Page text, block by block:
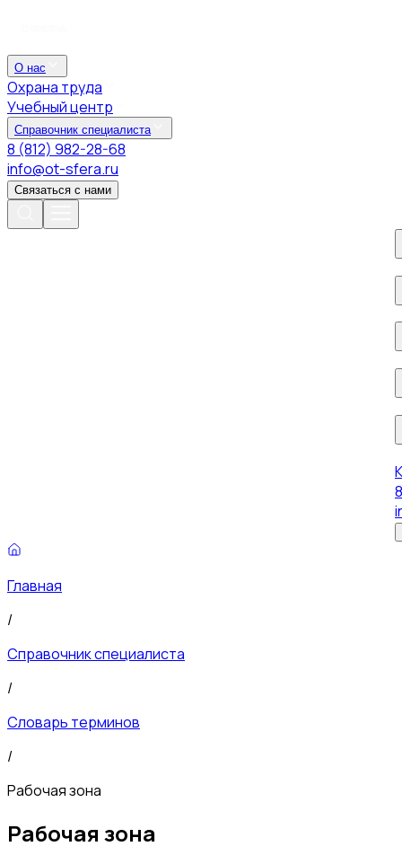
О нас
Охрана труда
Учебный центр
Справочник специалиста
8 (812) 982-28-68
info@ot-sfera.ru
Связаться с нами
Главная
/
Справочник специалиста
/
Словарь терминов
/
Рабочая зона
Рабочая зона